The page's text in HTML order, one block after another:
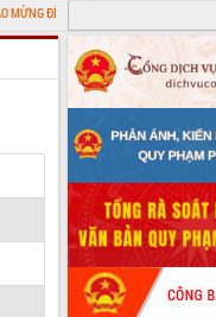
CỔNG THÔNG TIN ĐIỆN TỬ TỈNH ĐẮK LẮK